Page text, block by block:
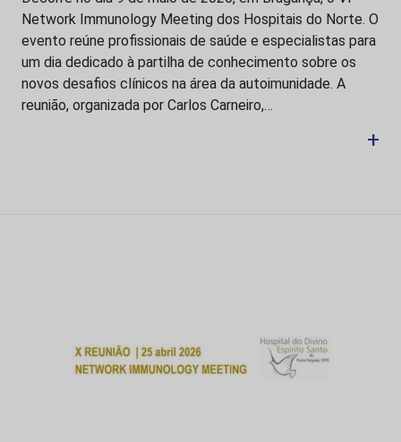
Network Immunology Meeting dos Hospitais do Norte. O
evento reúne profissionais de saúde e especialistas para
um dia dedicado à partilha de conhecimento sobre os
novos desafios clínicos na área da autoimunidade. A
reunião, organizada por Carlos Carneiro,…
+